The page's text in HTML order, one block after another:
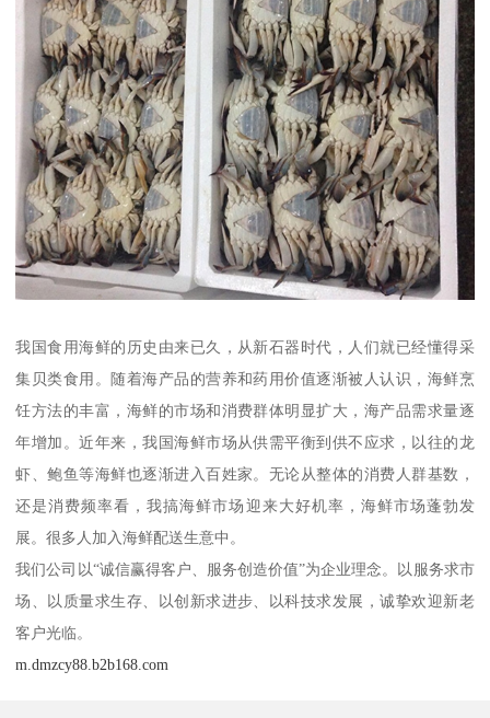
我国食用海鲜的历史由来已久，从新石器时代，人们就已经懂得采
集贝类食用。随着海产品的营养和药用价值逐渐被人认识，海鲜烹
饪方法的丰富，海鲜的市场和消费群体明显扩大，海产品需求量逐
年增加。近年来，我国海鲜市场从供需平衡到供不应求，以往的龙
虾、鲍鱼等海鲜也逐渐进入百姓家。无论从整体的消费人群基数，
还是消费频率看，我搞海鲜市场迎来大好机率，海鲜市场蓬勃发
展。很多人加入海鲜配送生意中。
我们公司以“诚信赢得客户、服务创造价值”为企业理念。以服务求市
场、以质量求生存、以创新求进步、以科技求发展，诚挚欢迎新老
客户光临。
m.dmzcy88.b2b168.com